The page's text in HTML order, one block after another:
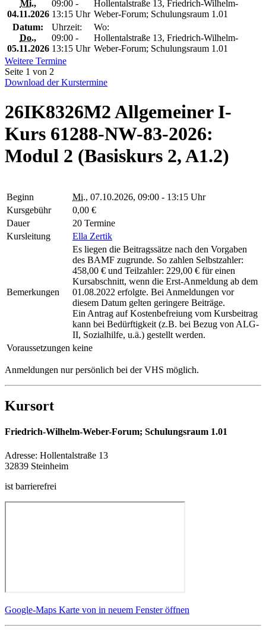
Mi.,
04.11.2026
09:00 -
13:15 Uhr
Hollentalstraße 13, Friedrich-Wilhelm-
Weber-Forum; Schulungsraum 1.01
Datum:
Do.,
05.11.2026
Uhrzeit:
09:00 -
13:15 Uhr
Wo:
Hollentalstraße 13, Friedrich-Wilhelm-
Weber-Forum; Schulungsraum 1.01
Weitere Termine
Seite 1 von 2
Download der Kurstermine
26IK8326M2 Allgemeiner I-
Kurs 61288-NW-83-2026:
Modul 2 (Basiskurs 2, A1.2)
Beginn Mi., 07.10.2026, 09:00 - 13:15 Uhr
Kursgebühr
0,00 €
Dauer
20 Termine
Kursleitung
Ella Zertik
Bemerkungen
Es liegen die Beitragssätze nach den Vorgaben
des BAMF zugrunde. So zahlen Selbstzahler:
458,00 € und Teilzahler: 229,00 € für einen
Kursabschnitt, wenn die Erst-Anmeldung ab dem
01.08.2022 erfolgte. Bei Anmeldungen vor
diesem Datum gelten geringere Beiträge.
Ein Antrag auf Kostenbefreiung vom Kursbeitrag
kann bei Bedürftigkeit (z.B. bei Bezug von ALG-
II, Sozialhilfe, u.ä.) gestellt werden.
Voraussetzungen keine
Anmeldungen nur persönlich bei der VHS möglich.
Kursort
Friedrich-Wilhelm-Weber-Forum; Schulungsraum 1.01
Adresse: Hollentalstraße 13
32839 Steinheim
ist barrierefrei
Google-Maps Karte von in neuem Fenster öffnen